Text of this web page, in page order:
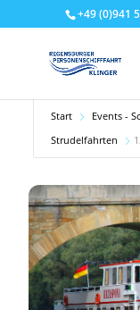
+49 (0)941
Start Events -
Strudelfahrten